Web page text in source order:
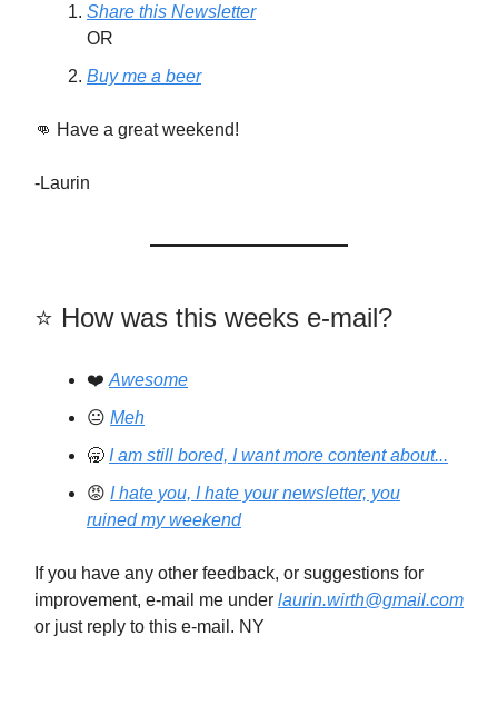
Share this Newsletter
OR
Buy me a beer
👊 Have a great weekend!
-Laurin
⭐️️ How was this weeks e-mail?
❤️ Awesome
😐 Meh
🥱 I am still bored, I want more content about...
😡 I hate you, I hate your newsletter, you
ruined my weekend
If you have any other feedback, or suggestions for
improvement, e-mail me under laurin.wirth@gmail.com
or just reply to this e-mail. NY